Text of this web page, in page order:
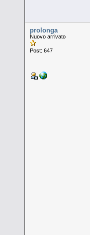
prolonga
Nuovo arrivato
Post: 647